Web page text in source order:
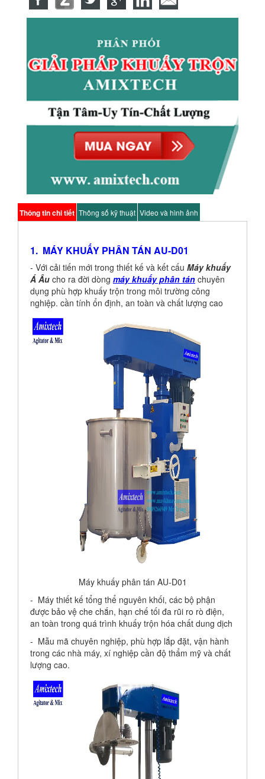
Thông tin chi tiết Thông số kỹ thuật Video và hình ảnh
1. MÁY KHUẤY PHÂN TÁN AU-D01
- Với cải tiến mới trong thiết kế và kết cấu Máy khuấy
Á Âu cho ra đời dòng máy khuấy phân tán chuyên
dụng phù hợp khuấy trộn trong môi trường công
nghiệp. cần tính ổn định, an toàn và chất lượng cao
Máy khuấy phân tán AU-D01
- Máy thiết kế tổng thể nguyên khối, các bộ phận
được bảo vệ che chắn, hạn chế tối đa rũi ro rò điện,
an toàn trong quá trình khuấy trộn hóa chất dung dịch
- Mẫu mã chuyên nghiệp, phù hợp lắp đặt, vận hành
trong các nhà máy, xí nghiệp cần độ thẩm mỹ và chất
lượng cao.